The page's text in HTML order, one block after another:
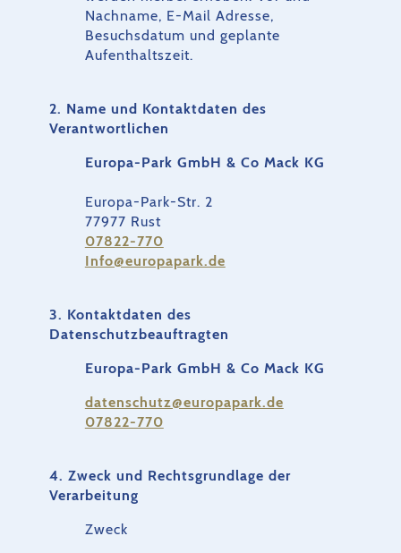
Nachname, E-Mail Adresse,
Besuchsdatum und geplante
Aufenthaltszeit.
2. Name und Kontaktdaten des
Verantwortlichen
Europa-Park GmbH & Co Mack KG
Europa-Park-Str. 2
77977 Rust
07822-770
Info@europapark.de
3. Kontaktdaten des
Datenschutzbeauftragten
Europa-Park GmbH & Co Mack KG
datenschutz@europapark.de
07822-770
4. Zweck und Rechtsgrundlage der
Verarbeitung
Zweck